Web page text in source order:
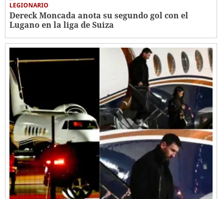
LEGIONARIO
Dereck Moncada anota su segundo gol con el
Lugano en la liga de Suiza